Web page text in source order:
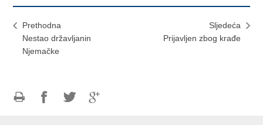
Prethodna
Nestao državljanin
Njemačke
Sljedeća
Prijavljen zbog krađe